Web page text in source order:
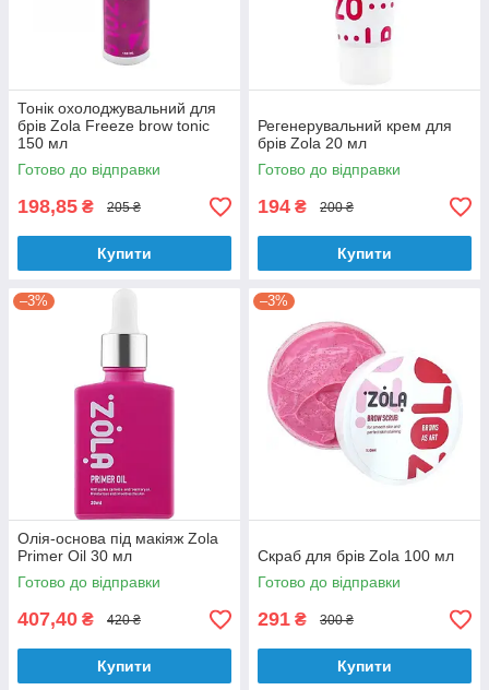
Тонік охолоджувальний для
брів Zola Freeze brow tonic
150 мл
Готово до відправки
198,85 ₴ 205 ₴
Купити
Регенерувальний крем для
брів Zola 20 мл
Готово до відправки
194 ₴ 200 ₴
Купити
–3%
Олія-основа під макіяж Zola
Primer Oil 30 мл
Готово до відправки
407,40 ₴ 420 ₴
Купити
–3%
Скраб для брів Zola 100 мл
Готово до відправки
291 ₴ 300 ₴
Купити